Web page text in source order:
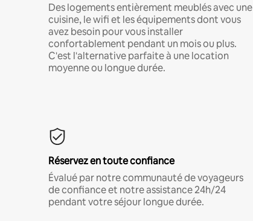
Des logements entièrement meublés avec une
cuisine, le wifi et les équipements dont vous
avez besoin pour vous installer
confortablement pendant un mois ou plus.
C'est l'alternative parfaite à une location
moyenne ou longue durée.
Réservez en toute confiance
Évalué par notre communauté de voyageurs
de confiance et notre assistance 24h/24
pendant votre séjour longue durée.